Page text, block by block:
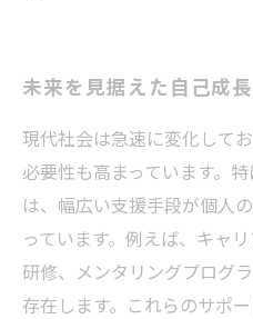
未来を見据えた自己成
現代社会は急速に変化して
必要性も高まっています。
は、幅広い支援手段が個人
っています。例えば、キャ
研修、メンタリングプログ
存在します。これらのサポ